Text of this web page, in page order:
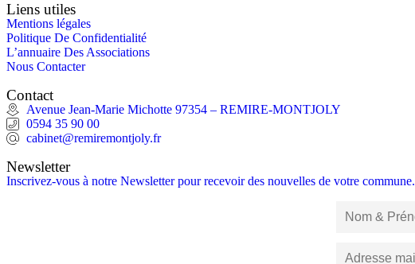
Liens utiles
Mentions légales
Politique De Confidentialité
L’annuaire Des Associations
Nous Contacter
Contact
Avenue Jean-Marie Michotte 97354 – REMIRE-MONTJOLY
0594 35 90 00
cabinet@remiremontjoly.fr
Newsletter
Inscrivez-vous à notre Newsletter pour recevoir des nouvelles de votre commune.